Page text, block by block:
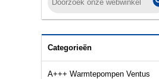
Categorieën
A+++ Warmtepompen Ventus